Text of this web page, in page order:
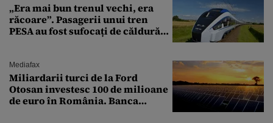
„Era mai bun trenul vechi, era
răcoare”. Pasagerii unui tren
PESA au fost sufocați de căldură
Mediafax
Miliardarii turci de la Ford
Otosan investesc 100 de milioane
de euro în România. Banca